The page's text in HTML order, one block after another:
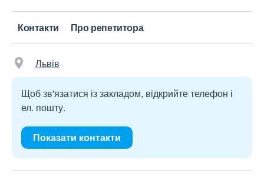
Контакти Про репетитора
Львів
Щоб зв'язатися із закладом, відкрийте телефон і
ел. пошту.
Показати контакти